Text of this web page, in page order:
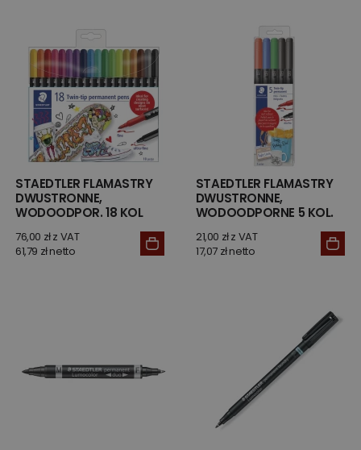
STAEDTLER FLAMASTRY
DWUSTRONNE,
WODOODPOR. 18 KOL
76,00 zł z VAT
61,79 zł netto
STAEDTLER FLAMASTRY
DWUSTRONNE,
WODOODPORNE 5 KOL.
21,00 zł z VAT
17,07 zł netto